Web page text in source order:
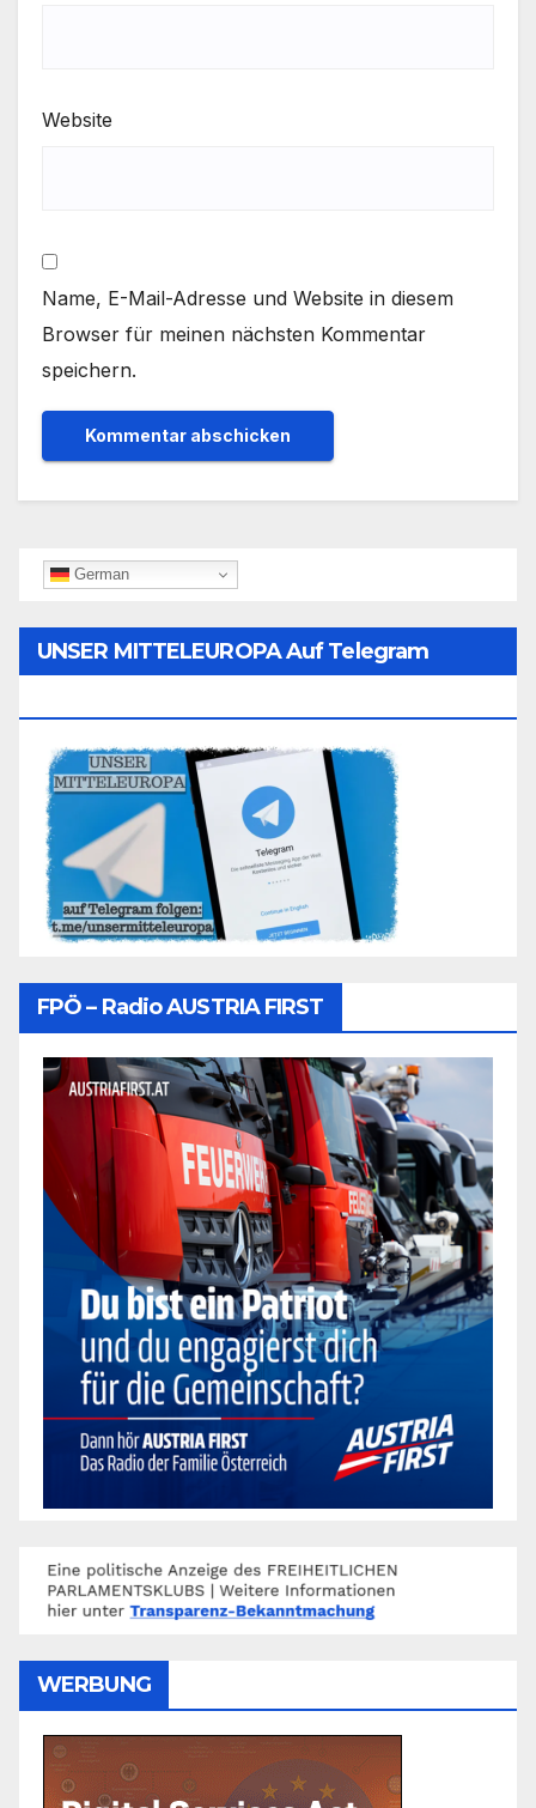
Website
Name, E-Mail-Adresse und Website in diesem
Browser für meinen nächsten Kommentar
speichern.
German
UNSER MITTELEUROPA Auf Telegram
FPÖ – Radio AUSTRIA FIRST
WERBUNG